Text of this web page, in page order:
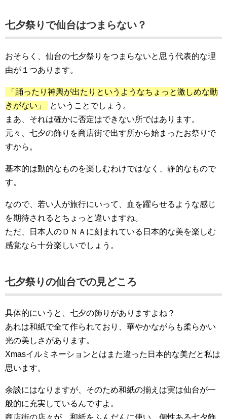
七夕祭りで仙台はつまらない？
おそらく、仙台の七夕祭りをつまらないと思う代表的な理
由が１つあります。
「踊ったり神輿が出たりというようなちょっと激しめな動
きがない」
ということでしょう。
まあ、それは確かに否定はできない所ではあります。
元々、七夕の飾りを商店街で出す所から始まったお祭りで
すから。
基本的は動的なものを楽しむわけではなく、静的なもので
す。
なので、若い人が旅行にいって、血を躍らせるような感じ
を期待されるとちょっと違いますね。
ただ、日本人のＤＮＡに刻まれている日本的な美を楽しむ
感覚なら十分楽しいでしょう。
七夕祭りの仙台での見どころ
具体的にいうと、七夕の飾りがありますよね？
あれは和紙で全て作られており、華やかながらも柔らかい
光の美しさがあります。
Xmasイルミネーションとはまた違った日本的な美だと私は
思います。
余談にはなりますが、そのため和紙の揃えは実は仙台が一
般的に充実しているんですよ。
商店街の店々が、和紙をふんだんに使い、個性ある七夕飾